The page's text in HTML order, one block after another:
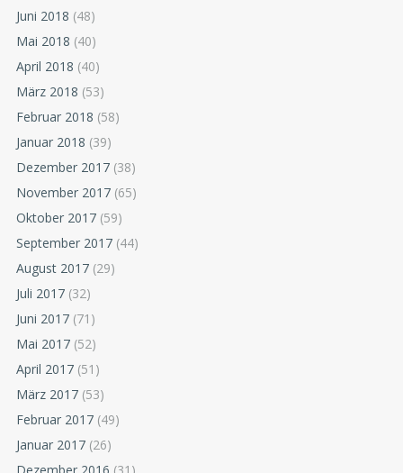
Juni 2018 (48)
Mai 2018 (40)
April 2018 (40)
März 2018 (53)
Februar 2018 (58)
Januar 2018 (39)
Dezember 2017 (38)
November 2017 (65)
Oktober 2017 (59)
September 2017 (44)
August 2017 (29)
Juli 2017 (32)
Juni 2017 (71)
Mai 2017 (52)
April 2017 (51)
März 2017 (53)
Februar 2017 (49)
Januar 2017 (26)